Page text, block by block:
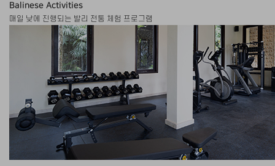
Balinese Activities
매일 낮에 진행되는 발리 전통 체험 프로그램